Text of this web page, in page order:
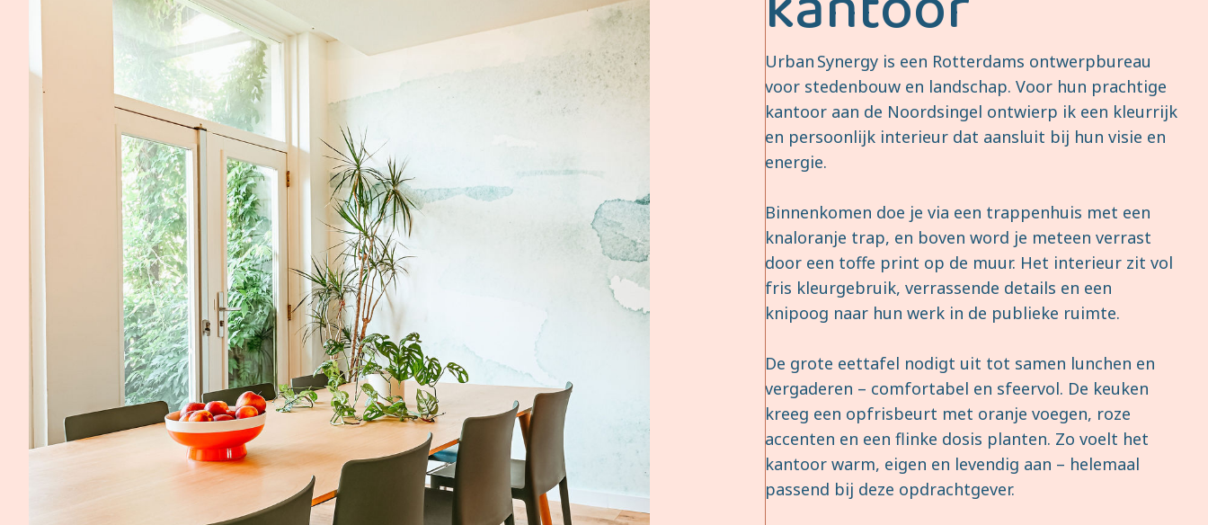
Urban Synergy is een Rotterdams ontwerpbureau
voor stedenbouw en landschap. Voor hun prachtige
kantoor aan de Noordsingel ontwierp ik een kleurrijk
en persoonlijk interieur dat aansluit bij hun visie en
energie.
Binnenkomen doe je via een trappenhuis met een
knaloranje trap, en boven word je meteen verrast
door een toffe print op de muur. Het interieur zit vol
fris kleurgebruik, verrassende details en een
knipoog naar hun werk in de publieke ruimte.
De grote eettafel nodigt uit tot samen lunchen en
vergaderen – comfortabel en sfeervol. De keuken
kreeg een opfrisbeurt met oranje voegen, roze
accenten en een flinke dosis planten. Zo voelt het
kantoor warm, eigen en levendig aan – helemaal
passend bij deze opdrachtgever.